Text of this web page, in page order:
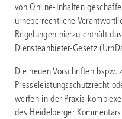
von Online-Inhalten
urheberrechtliche
Regelungen hierzu enthält
Diensteanbieter-Gesetz
Die neuen Vorschriften bspw.
Presseleistungsschutzrecht
werfen in der Praxis
des Heidelberger